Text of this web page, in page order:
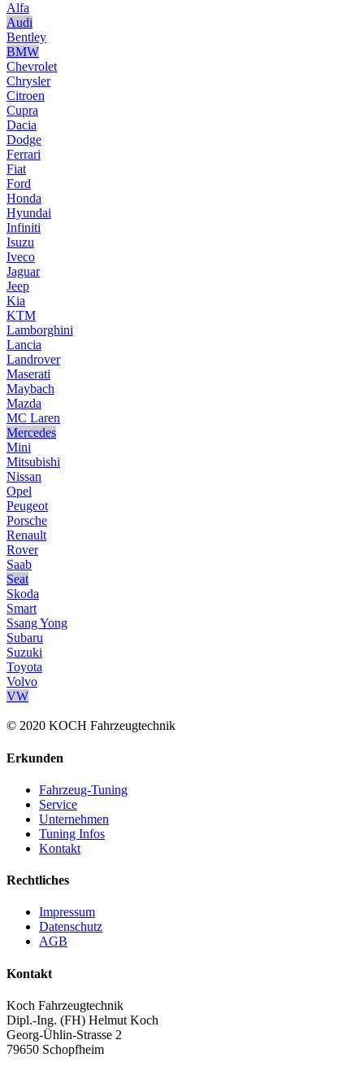
Alfa
Audi
Bentley
BMW
Chevrolet
Chrysler
Citroen
Cupra
Dacia
Dodge
Ferrari
Fiat
Ford
Honda
Hyundai
Infiniti
Isuzu
Iveco
Jaguar
Jeep
Kia
KTM
Lamborghini
Lancia
Landrover
Maserati
Maybach
Mazda
MC Laren
Mercedes
Mini
Mitsubishi
Nissan
Opel
Peugeot
Porsche
Renault
Rover
Saab
Seat
Skoda
Smart
Ssang Yong
Subaru
Suzuki
Toyota
Volvo
VW
© 2020 KOCH Fahrzeugtechnik
Erkunden
Fahrzeug-Tuning
Service
Unternehmen
Tuning Infos
Kontakt
Rechtliches
Impressum
Datenschutz
AGB
Kontakt
Koch Fahrzeugtechnik
Dipl.-Ing. (FH) Helmut Koch
Georg-Ühlin-Strasse 2
79650 Schopfheim